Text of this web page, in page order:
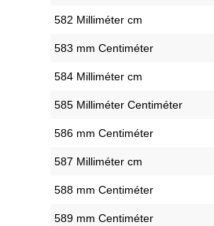
582 Milliméter cm
583 mm Centiméter
584 Milliméter cm
585 Milliméter Centiméter
586 mm Centiméter
587 Milliméter cm
588 mm Centiméter
589 mm Centiméter